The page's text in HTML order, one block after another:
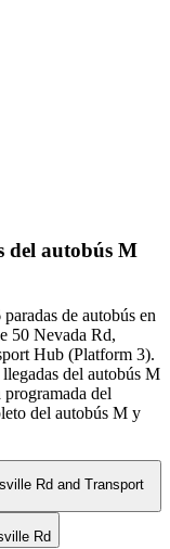
del autobús M
de autobús en
50 Nevada Rd,
Hub (Platform 3).
del autobús M
programada del
del autobús M y
Rd and Transport
Rd